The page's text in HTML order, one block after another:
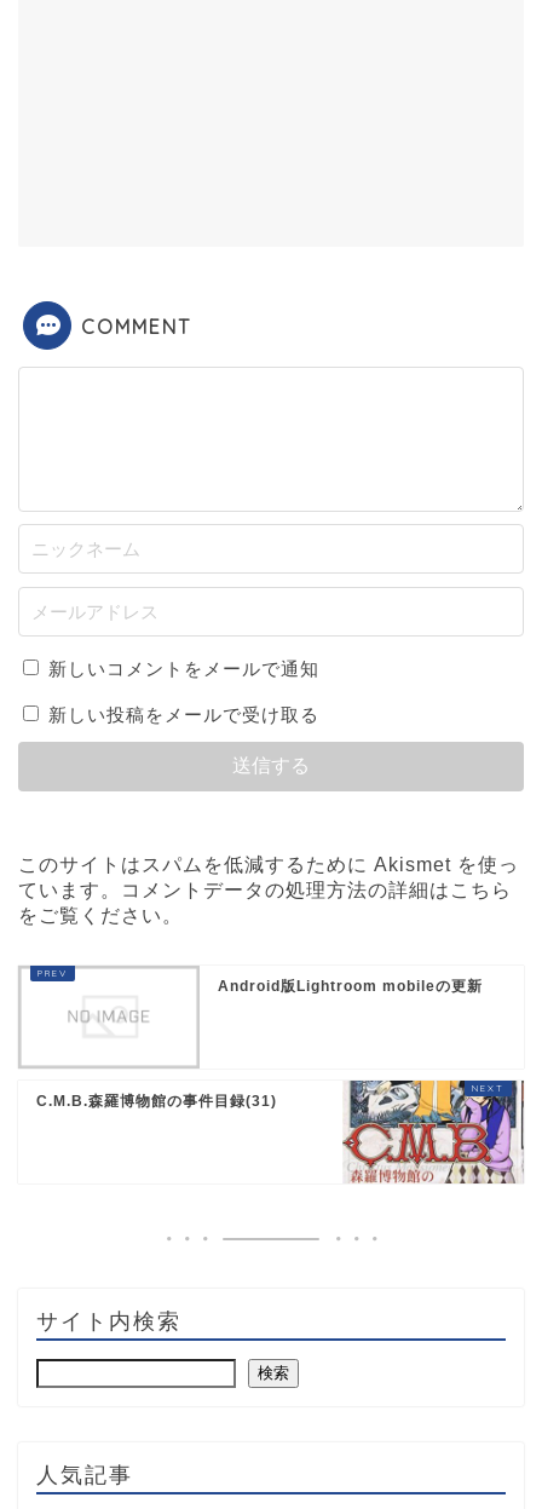
COMMENT
新しいコメントをメールで通知
新しい投稿をメールで受け取る
このサイトはスパムを低減するために Akismet を使っ
ています。
コメントデータの処理方法の詳細はこちら
をご覧ください。
Android版Lightroom mobileの更新
C.M.B.森羅博物館の事件目録(31)
サイト内検索
検索
人気記事